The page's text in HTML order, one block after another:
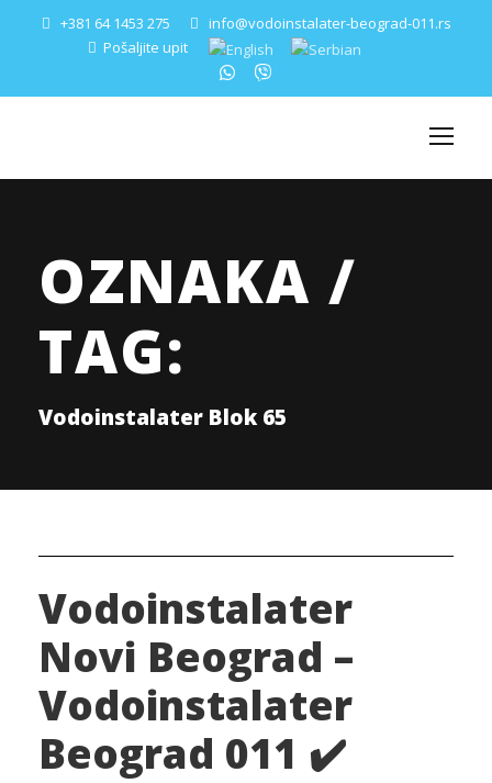
+381 64 1453 275
info@vodoinstalater-beograd-011.rs
Pošaljite upit
OZNAKA /
TAG:
Vodoinstalater Blok 65
Vodoinstalater
Novi Beograd –
Vodoinstalater
Beograd 011 ✔️